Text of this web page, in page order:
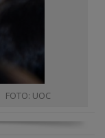
FOTO: UOC